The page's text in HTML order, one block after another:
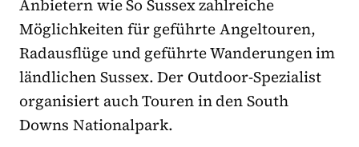
Anbietern wie So Sussex zahlreiche
Möglichkeiten für geführte Angeltouren,
Radausflüge und geführte Wanderungen im
ländlichen Sussex. Der Outdoor-Spezialist
organisiert auch Touren in den South
Downs Nationalpark.